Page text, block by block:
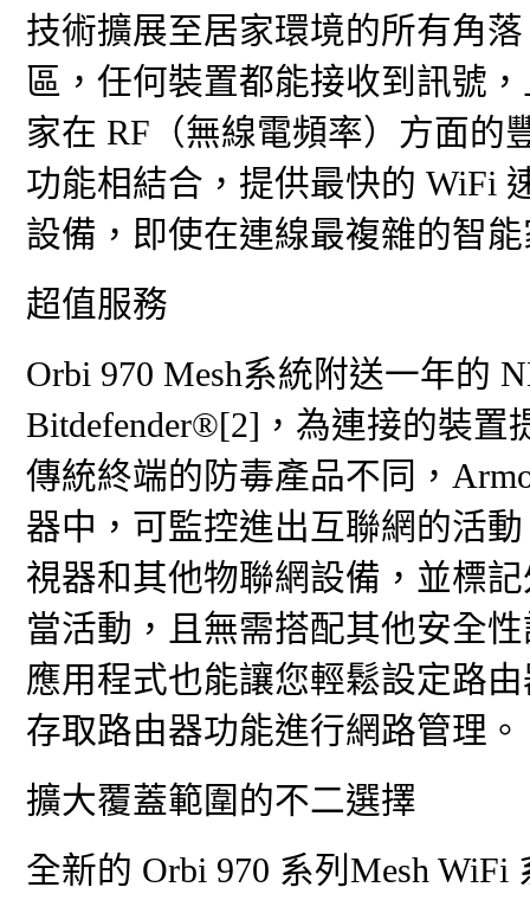
技術擴展至居家環境的所有角
區，任何裝置都能接收到訊號
家在 RF（無線電頻率）方面的
功能相結合，提供最快的 WiFi
設備，即使在連線最複雜的智
超值服務
Orbi 970 Mesh系統附送一年的
Bitdefender®[2]，為連接的裝
傳統終端的防毒產品不同，
器中，可監控進出互聯網的活
視器和其他物聯網設備，並標
當活動，且無需搭配其他安全
應用程式也能讓您輕鬆設定路
存取路由器功能進行網路管理。
擴大覆蓋範圍的不二選擇
全新的 Orbi 970 系列Mesh